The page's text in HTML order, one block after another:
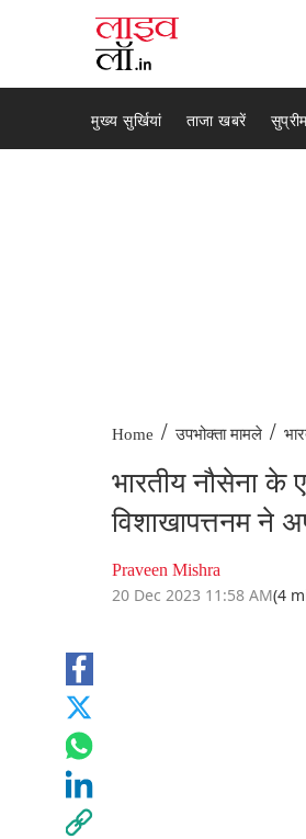
मुख्य सुर्खियां ताजा खबरें
Home / उपभोक्ता मामले /
भारतीय नौसेना
विशाखापत्तनम ने
Praveen Mishra
20 Dec 2023 11:58 AM(4